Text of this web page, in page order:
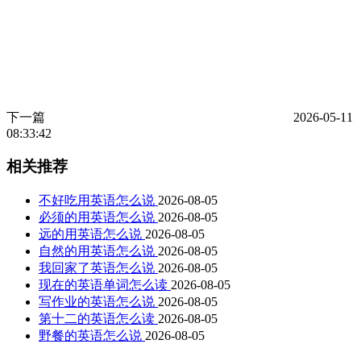
下一篇
2026-05-11
08:33:42
相关推荐
不好吃用英语怎么说 2026-08-05
必须的用英语怎么说 2026-08-05
远的用英语怎么说 2026-08-05
自然的用英语怎么说 2026-08-05
我回家了英语怎么说 2026-08-05
现在的英语单词怎么读 2026-08-05
写作业的英语怎么说 2026-08-05
第十二的英语怎么读 2026-08-05
野餐的英语怎么说 2026-08-05